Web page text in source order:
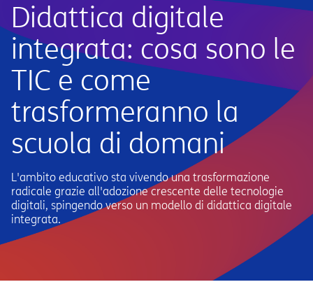
Didattica digitale
integrata: cosa sono le
TIC e come
trasformeranno la
scuola di domani
L'ambito educativo sta vivendo una trasformazione
radicale grazie all'adozione crescente delle tecnologie
digitali, spingendo verso un modello di didattica digitale
integrata.